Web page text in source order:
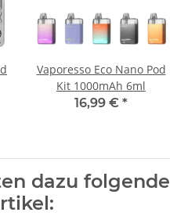
Vaporesso Eco Nano Pod
Kit 1000mAh 6ml
16,99 € *
dazu folgende